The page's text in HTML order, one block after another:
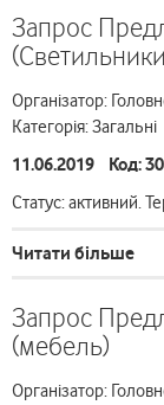
Запрос
Організатор:
Категорія: Загальні
11.06.2019 Код:
Статус: активний.
Читати більше
Запрос
(мебель)
Організатор: